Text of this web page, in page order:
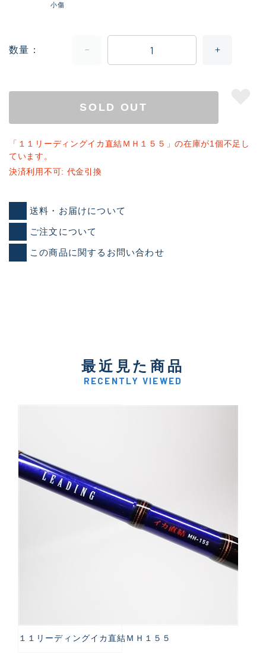
小傷
数量
SOLD OUT
「１１リーディングイカ直結ＭＨ１５５」の在庫が1個不足し
ています。
決済利用不可: 代金引換
送料・お届けについて
ご注文について
この商品に関するお問い合わせ
最近見た商品
RECENTLY VIEWED
１１リーディングイカ直結ＭＨ１５５